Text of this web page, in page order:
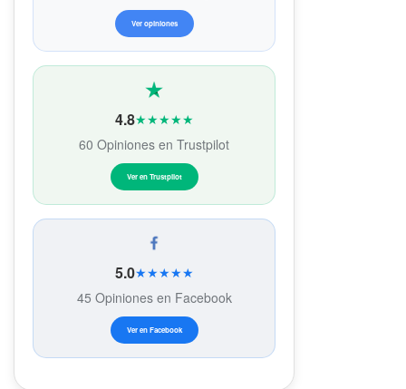
Ver opiniones
4.8★★★★★
60 Opiniones en Trustpilot
Ver en Trustpilot
5.0★★★★★
45 Opiniones en Facebook
Ver en Facebook